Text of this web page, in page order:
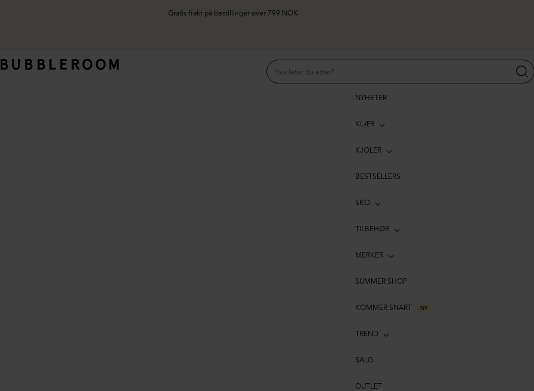
Gratis frakt på bestillinger over 799 NOK
NYHETER
KLÆR
KJOLER
BESTSELLERS
SKO
TILBEHØR
MERKER
SUMMER SHOP
KOMMER SNART NY
TREND
SALG
OUTLET